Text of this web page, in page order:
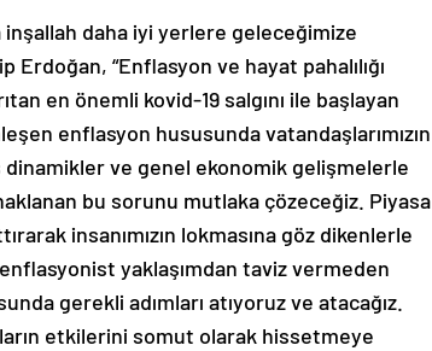
daha iyi yerlere geleceğimize
Erdoğan, “Enflasyon ve hayat pahalılığı
en önemli kovid-19 salgını ile başlayan
enflasyon hususunda vatandaşlarımızın
dinamikler ve genel ekonomik gelişmelerle
bu sorunu mutlaka çözeceğiz. Piyasa
insanımızın lokmasına göz dikenlerle
yaklaşımdan taviz vermeden
gerekli adımları atıyoruz ve atacağız.
etkilerini somut olarak hissetmeye